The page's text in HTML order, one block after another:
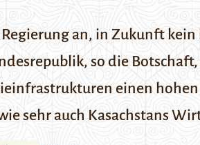
an, in Zukunft
so die
einen
sehr auch Kasachstans